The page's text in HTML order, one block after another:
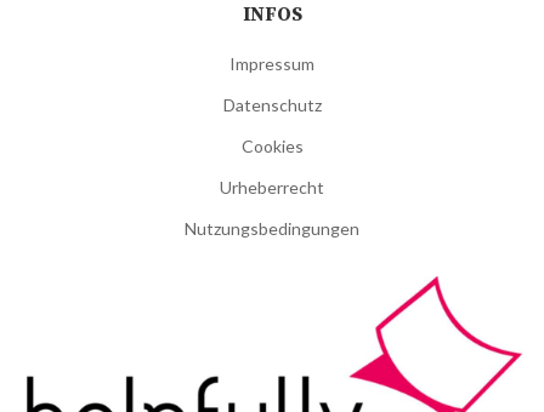
INFOS
Impressum
Datenschutz
Cookies
Urheberrecht
Nutzungsbedingungen